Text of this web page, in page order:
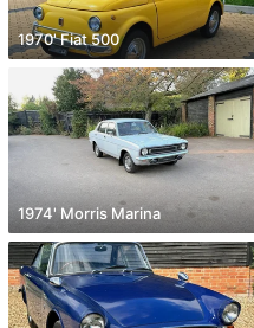
1970' Fiat 500
1974' Morris Marina